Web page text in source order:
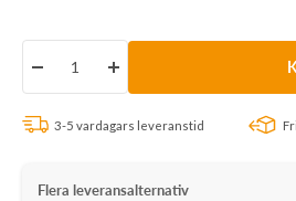
Minska
Öka
3-5 vardagars leveranstid
Flera leveransalternativ